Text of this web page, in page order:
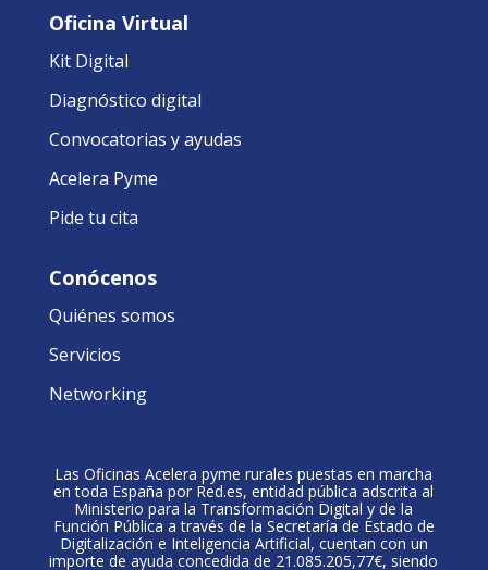
Oficina Virtual
Kit Digital
Diagnóstico digital
Convocatorias y ayudas
Acelera Pyme
Pide tu cita
Conócenos
Quiénes somos
Servicios
Networking
Las Oficinas Acelera pyme rurales puestas en marcha
en toda España por Red.es, entidad pública adscrita al
Ministerio para la Transformación Digital y de la
Función Pública a través de la Secretaría de Estado de
Digitalización e Inteligencia Artificial, cuentan con un
importe de ayuda concedida de 21.085.205,77€, siendo